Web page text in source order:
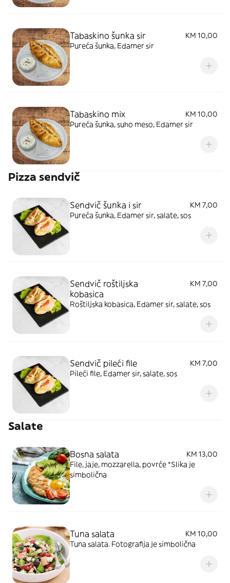
Tabaskino šunka sir
KM 10,00
Pureća šunka, Edamer sir
Tabaskino mix
KM 10,00
Pureća šunka, suho meso, Edamer sir
Pizza sendvič
Sendvič šunka i sir
KM 7,00
Pureća šunka, Edamer sir, salate, sos
Sendvič roštiljska
kobasica
KM 7,00
Roštiljska kobasica, Edamer sir, salate, sos
Sendvič pileći file
KM 7,00
Pileći file, Edamer sir, salate, sos
Salate
Bosna salata
KM 13,00
File, jaje, mozzarella, povrće *Slika je
simbolična
Tuna salata
KM 10,00
Tuna salata. Fotografija je simbolična